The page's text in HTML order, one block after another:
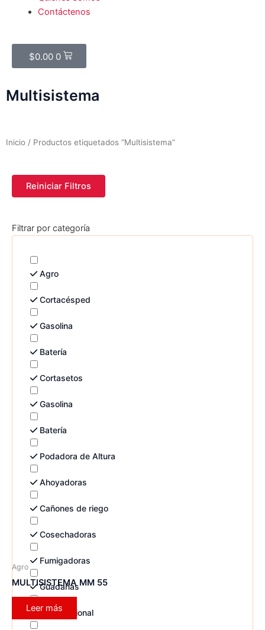
Contáctenos
$0.00 0
Cart
Multisistema
Inicio / Productos etiquetados “Multisistema”
Reiniciar Filtros
Filtrar por categoría
Agro
Cortacésped
Gasolina
Batería
Cortasetos
Gasolina
Batería
Podadora de Altura
Ahoyadoras
Cañones de riego
Cosechadoras
Fumigadoras
Guadañas
Multifuncional
Agro
MULTISISTEMA MM 55
Leer más